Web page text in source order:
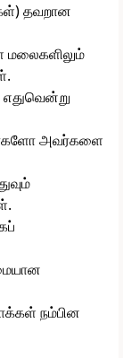
தவறான
அவர்களை
நம்பின